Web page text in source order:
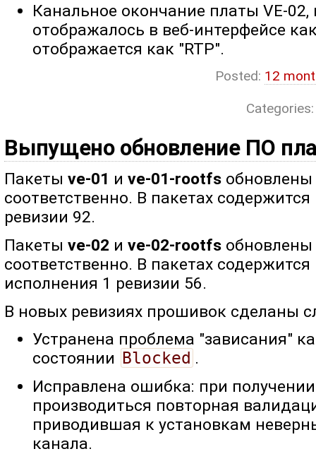
Канальное окончание платы VE-02,
отображалось в веб-интерфейсе
отображается как "RTP".
Posted: 12
Выпущено обновление ПО
Пакетыve-01 иve-01-rootfs
соответственно. В пакетах
ревизии 92.
Пакетыve-02 иve-02-rootfs
соответственно. В пакетах
исполнения 1 ревизии 56.
В новых ревизиях прошивок сделаны
Устранена проблема "зависания"
состоянии
Blocked .
Исправлена ошибка: при
производиться повторная
приводившая к установкам
канала.